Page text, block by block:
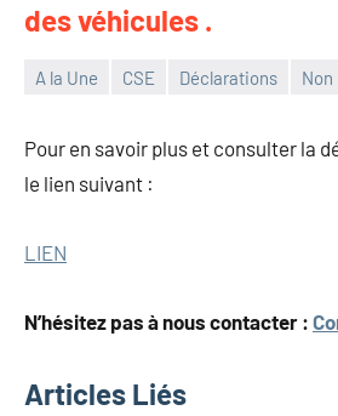
des véhicules .
A la Une CSE Déclarations Non
Pour en savoir plus et consulter la
le lien suivant :
LIEN
N’hésitez pas à nous contacter :
Articles Liés